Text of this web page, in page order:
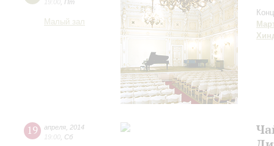
19:00 Пт
Малый зал
19 апреля 2014
19:00 Сб